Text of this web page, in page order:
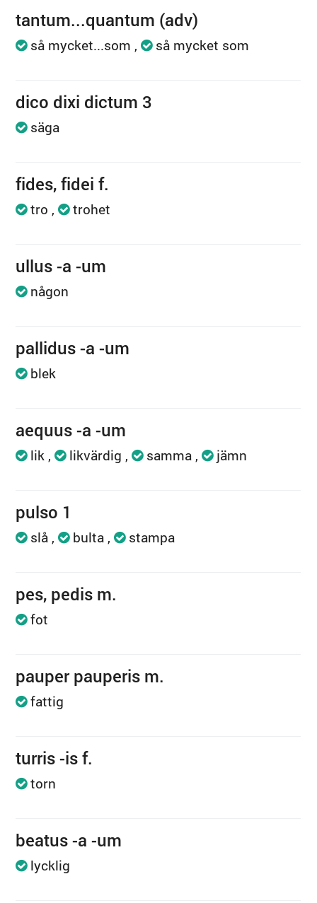
tantum...quantum (adv)
så mycket...som så mycket som
dico dixi dictum 3
säga
fides, fidei f.
tro trohet
ullus -a -um
någon
pallidus -a -um
blek
aequus -a -um
lik likvärdig samma jämn
pulso 1
slå bulta stampa
pes, pedis m.
fot
pauper pauperis m.
fattig
turris -is f.
torn
beatus -a -um
lycklig